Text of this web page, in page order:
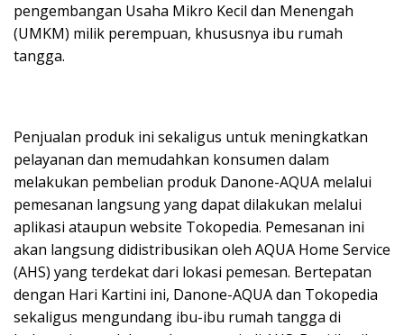
pengembangan Usaha Mikro Kecil dan Menengah
(UMKM) milik perempuan, khususnya ibu rumah
tangga.
Penjualan produk ini sekaligus untuk meningkatkan
pelayanan dan memudahkan konsumen dalam
melakukan pembelian produk Danone-AQUA melalui
pemesanan langsung yang dapat dilakukan melalui
aplikasi ataupun website Tokopedia. Pemesanan ini
akan langsung didistribusikan oleh AQUA Home Service
(AHS) yang terdekat dari lokasi pemesan. Bertepatan
dengan Hari Kartini ini, Danone-AQUA dan Tokopedia
sekaligus mengundang ibu-ibu rumah tangga di